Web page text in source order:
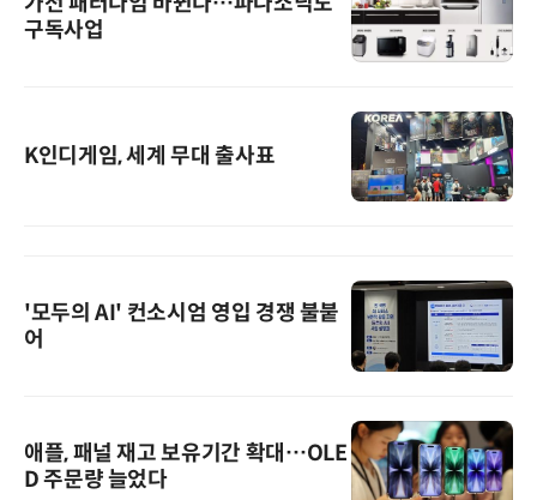
구독사업
K인디게임, 세계 무대 출사표
'모두의 AI' 컨소시엄 영입 경쟁 불붙
어
애플, 패널 재고 보유기간 확대…OLE
D 주문량 늘었다